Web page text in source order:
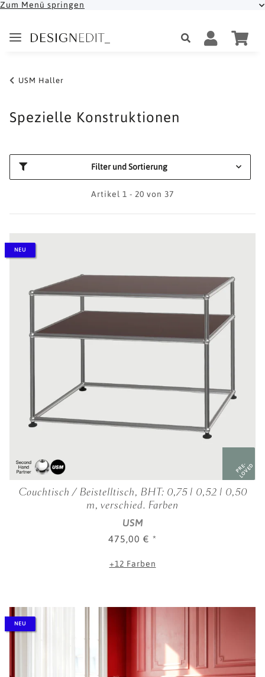
Zum Menü springen
USM Haller
Spezielle Konstruktionen
Filter und Sortierung
Artikel 1 - 20 von 37
NEU
PRE-
LOVED
Couchtisch / Beistelltisch, BHT: 0,75 | 0,52 | 0,50
m, verschied. Farben
USM
475,00 € *
+12 Farben
NEU